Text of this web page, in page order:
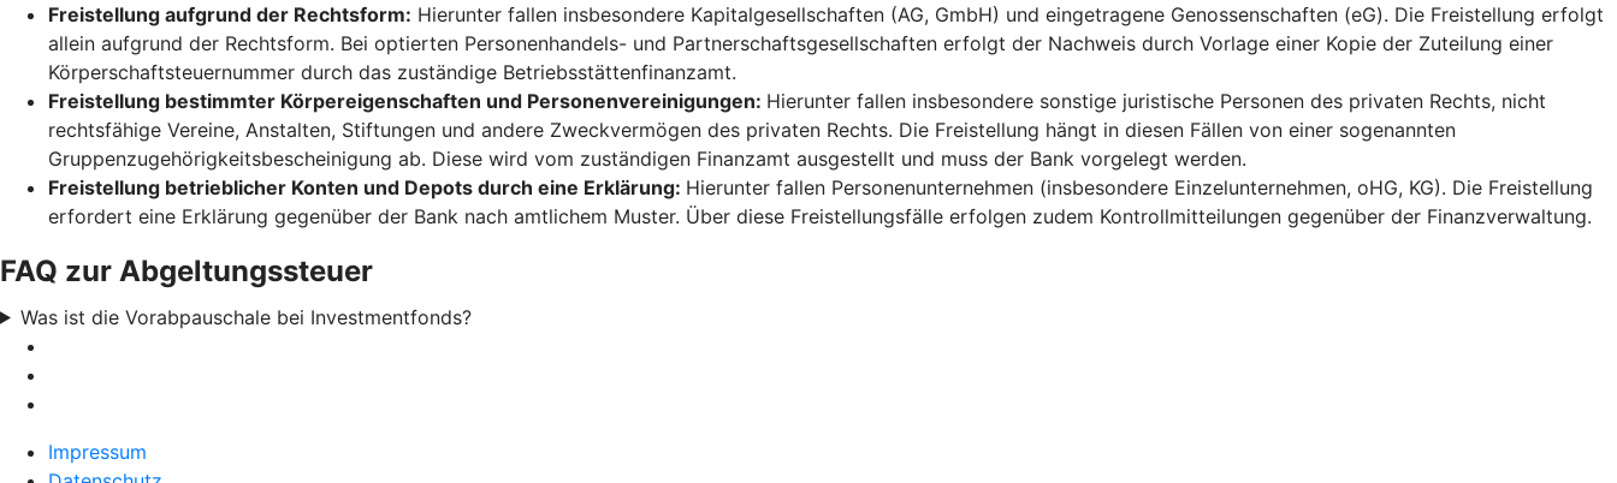
Freistellung aufgrund der Rechtsform: Hierunter fallen insbesondere Kapitalgesellschaften (AG, GmbH) und eingetragene Genossenschaften (eG). Die Freistellung erfolgt
allein aufgrund der Rechtsform. Bei optierten Personenhandels- und Partnerschaftsgesellschaften erfolgt der Nachweis durch Vorlage einer Kopie der Zuteilung einer
Körperschaftsteuernummer durch das zuständige Betriebsstättenfinanzamt.
Freistellung bestimmter Körpereigenschaften und Personenvereinigungen: Hierunter fallen insbesondere sonstige juristische Personen des privaten Rechts, nicht
rechtsfähige Vereine, Anstalten, Stiftungen und andere Zweckvermögen des privaten Rechts. Die Freistellung hängt in diesen Fällen von einer sogenannten
Gruppenzugehörigkeitsbescheinigung ab. Diese wird vom zuständigen Finanzamt ausgestellt und muss der Bank vorgelegt werden.
Freistellung betrieblicher Konten und Depots durch eine Erklärung: Hierunter fallen Personenunternehmen (insbesondere Einzelunternehmen, oHG, KG). Die Freistellung
erfordert eine Erklärung gegenüber der Bank nach amtlichem Muster. Über diese Freistellungsfälle erfolgen zudem Kontrollmitteilungen gegenüber der Finanzverwaltung.
FAQ zur Abgeltungssteuer
Was ist die Vorabpauschale bei Investmentfonds?
Impressum